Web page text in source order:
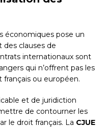
économiques pose un
des clauses de
internationaux sont
qui n’offrent pas les
ou européen.
et de juridiction
de contourner les
le droit français. La CJUE